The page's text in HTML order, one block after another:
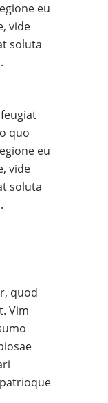
eu
vide
soluta
quo
eu
vide
soluta
quod
Vim